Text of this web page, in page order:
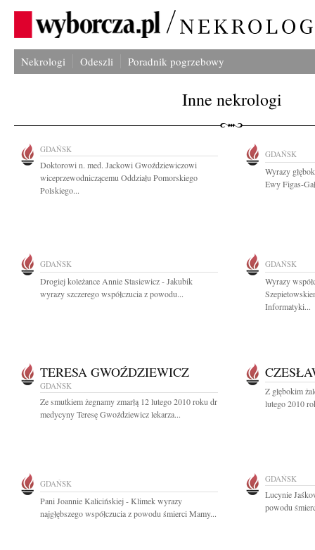
Nekrologi Odeszli Poradnik pogrzebowy
Inne nekrologi
GDAŃSK
Doktorowi n. med. Jackowi Gwoździewiczowi
wiceprzewodniczącemu Oddziału Pomorskiego
Polskiego...
GDAŃSK
Wyrazy
Ewy Figas-
GDAŃSK
Drogiej koleżance Annie Stasiewicz - Jakubik
wyrazy szczerego współczucia z powodu...
GDAŃSK
Wyrazy
Informatyki...
TERESA GWOŹDZIEWICZ
GDAŃSK
Ze smutkiem żegnamy zmarłą 12 lutego 2010 roku dr
medycyny Teresę Gwoździewicz lekarza...
Z głębokim
lutego 2010
GDAŃSK
Pani Joannie Kalicińskiej - Klimek wyrazy
najgłębszego współczucia z powodu śmierci Mamy...
GDAŃSK
Lucynie
powodu